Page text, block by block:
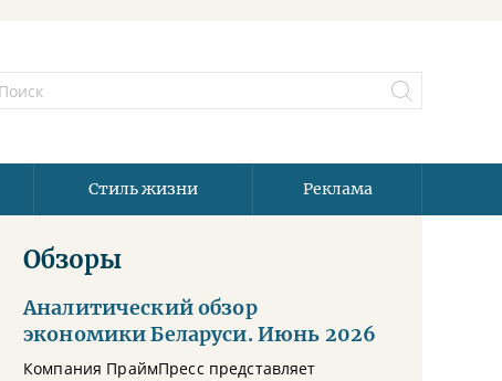
Стиль жизни Реклама
Обзоры
Аналитический обзор
экономики Беларуси. Июнь 2026
Компания ПраймПресс представляет